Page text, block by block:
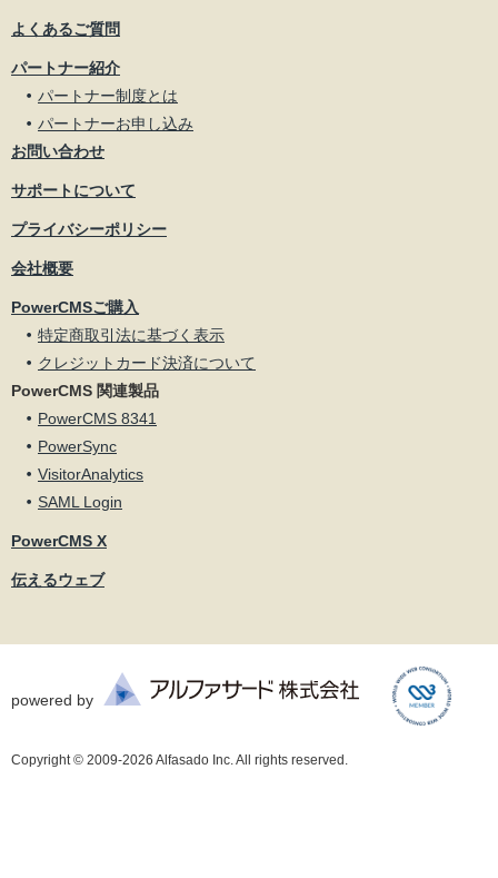
よくあるご質問
パートナー紹介
パートナー制度とは
パートナーお申し込み
お問い合わせ
サポートについて
プライバシーポリシー
会社概要
PowerCMSご購入
特定商取引法に基づく表示
クレジットカード決済について
PowerCMS 関連製品
PowerCMS 8341
PowerSync
VisitorAnalytics
SAML Login
PowerCMS X
伝えるウェブ
Copyright © 2009-2026 Alfasado Inc. All rights reserved.
powered by